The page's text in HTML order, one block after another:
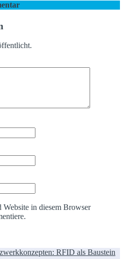
in diesem Browser
RFID als Baustein